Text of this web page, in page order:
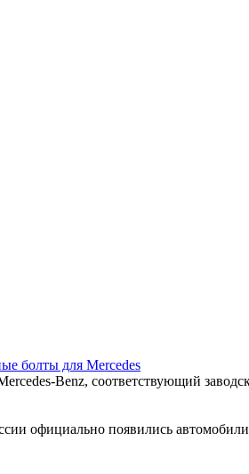
болты для Mercedes
соответствующий
официально появились